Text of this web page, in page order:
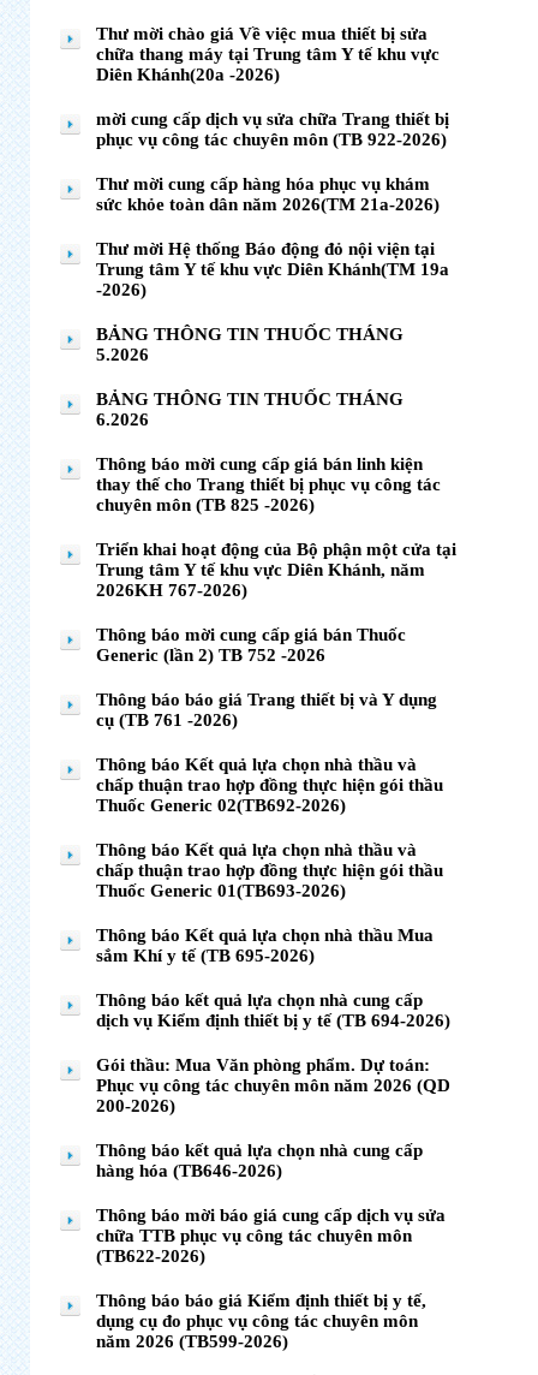
Thư mời chào giá Về việc mua thiết bị sửa
chữa thang máy tại Trung tâm Y tế khu vực
Diên Khánh(20a -2026)
mời cung cấp dịch vụ sửa chữa Trang thiết bị
phục vụ công tác chuyên môn (TB 922-2026)
Thư mời cung cấp hàng hóa phục vụ khám
sức khỏe toàn dân năm 2026(TM 21a-2026)
Thư mời Hệ thống Báo động đỏ nội viện tại
Trung tâm Y tế khu vực Diên Khánh(TM 19a
-2026)
BẢNG THÔNG TIN THUỐC THÁNG
5.2026
BẢNG THÔNG TIN THUỐC THÁNG
6.2026
Thông báo mời cung cấp giá bán linh kiện
thay thế cho Trang thiết bị phục vụ công tác
chuyên môn (TB 825 -2026)
Triển khai hoạt động của Bộ phận một cửa tại
Trung tâm Y tế khu vực Diên Khánh, năm
2026KH 767-2026)
Thông báo mời cung cấp giá bán Thuốc
Generic (lần 2) TB 752 -2026
Thông báo báo giá Trang thiết bị và Y dụng
cụ (TB 761 -2026)
Thông báo Kết quả lựa chọn nhà thầu và
chấp thuận trao hợp đồng thực hiện gói thầu
Thuốc Generic 02(TB692-2026)
Thông báo Kết quả lựa chọn nhà thầu và
chấp thuận trao hợp đồng thực hiện gói thầu
Thuốc Generic 01(TB693-2026)
Thông báo Kết quả lựa chọn nhà thầu Mua
sắm Khí y tế (TB 695-2026)
Thông báo kết quả lựa chọn nhà cung cấp
dịch vụ Kiểm định thiết bị y tế (TB 694-2026)
Gói thầu: Mua Văn phòng phẩm. Dự toán:
Phục vụ công tác chuyên môn năm 2026 (QD
200-2026)
Thông báo kết quả lựa chọn nhà cung cấp
hàng hóa (TB646-2026)
Thông báo mời báo giá cung cấp dịch vụ sửa
chữa TTB phục vụ công tác chuyên môn
(TB622-2026)
Thông báo báo giá Kiểm định thiết bị y tế,
dụng cụ đo phục vụ công tác chuyên môn
năm 2026 (TB599-2026)